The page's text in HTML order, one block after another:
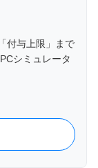
付与上限」まで
シミュレータ